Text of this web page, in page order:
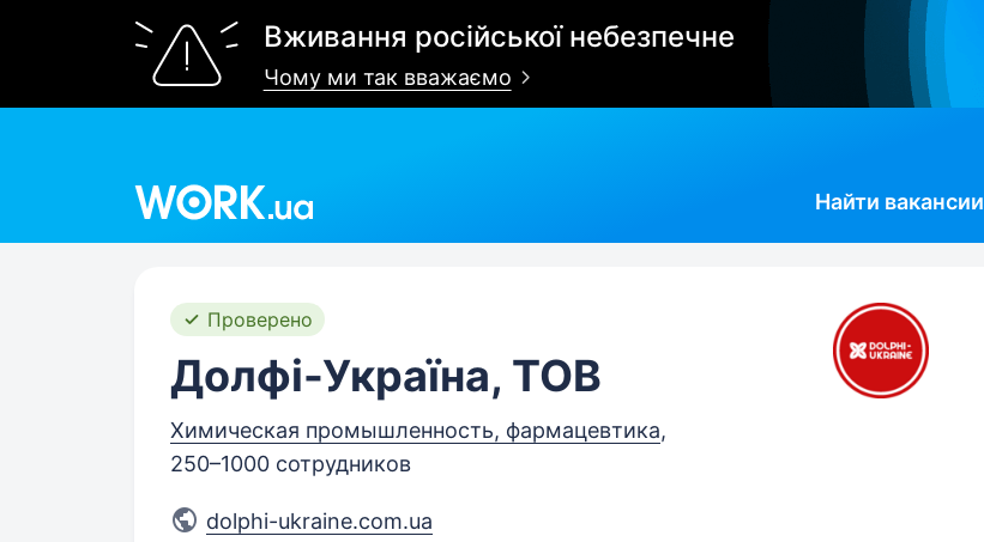
Вживання російської небезпечне
Чому ми так вважаємо
Найти вакансии
Проверено
Долфі-Україна, ТОВ
Химическая промышленность, фармацевтика,
250–1000 сотрудников
dolphi-ukraine.com.ua